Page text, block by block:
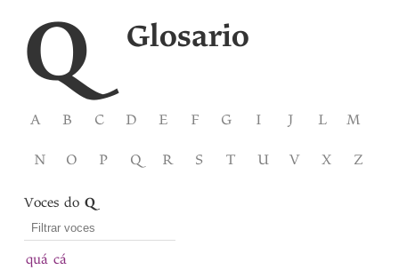
Q Glosario
A B C D E F G I J L M
N O P Q R S T U V X Z
Voces doQ
quá cá